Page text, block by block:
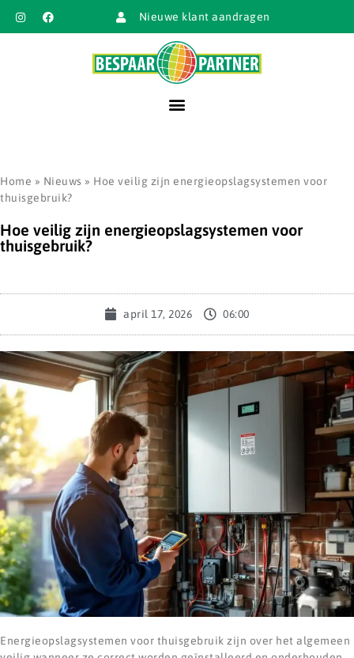
Nieuwe klant aandragen
Home » Nieuws » Hoe veilig zijn energieopslagsystemen voor
thuisgebruik?
Hoe veilig zijn energieopslagsystemen voor
thuisgebruik?
april 17, 2026 06:00
Energieopslagsystemen voor thuisgebruik zijn over het algemeen